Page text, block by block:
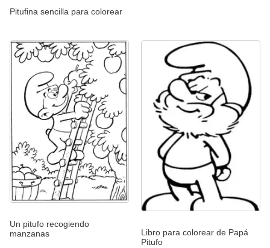
Pitufina sencilla para colorear
Un pitufo recogiendo
manzanas
Libro para colorear de Papá
Pitufo